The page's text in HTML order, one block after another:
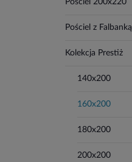
Pościel 200x220
Pościel z Falbanką
Kolekcja Prestiż
140x200
160x200
180x200
200x200